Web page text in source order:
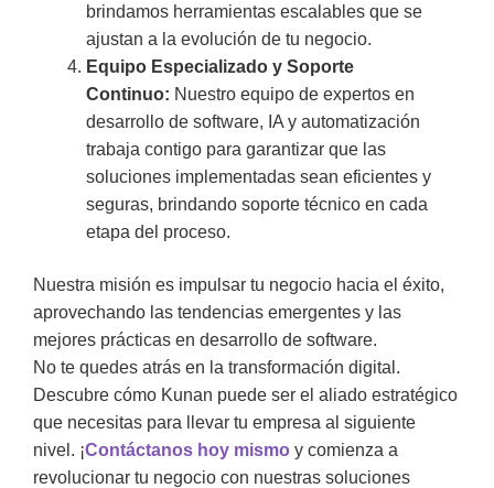
brindamos herramientas escalables que se
ajustan a la evolución de tu negocio.
Equipo Especializado y Soporte
Continuo: Nuestro equipo de expertos en
desarrollo de software, IA y automatización
trabaja contigo para garantizar que las
soluciones implementadas sean eficientes y
seguras, brindando soporte técnico en cada
etapa del proceso.
Nuestra misión es impulsar tu negocio hacia el éxito,
aprovechando las tendencias emergentes y las
mejores prácticas en desarrollo de software.
No te quedes atrás en la transformación digital.
Descubre cómo Kunan puede ser el aliado estratégico
que necesitas para llevar tu empresa al siguiente
nivel. ¡Contáctanos hoy mismo y comienza a
revolucionar tu negocio con nuestras soluciones